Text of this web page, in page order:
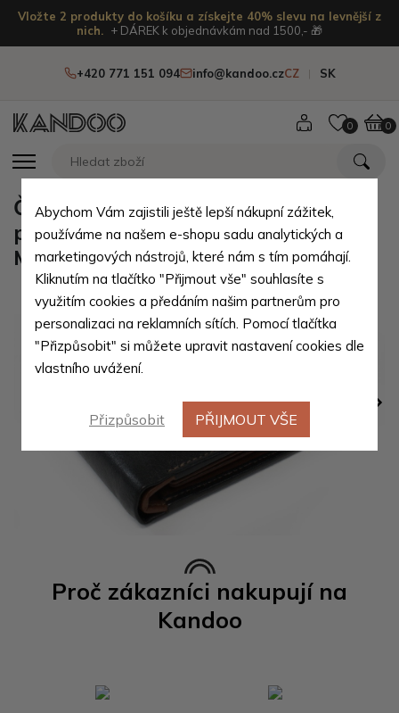
Vložte 2 produkty do košíku a získejte 40% slevu na levnější z
nich.
+ DÁREK k objednávkám nad 1500,- 🎁
+420 771 151 094 info@kandoo.czCZ SK
0 0
Proč zákazníci nakupují na
Kandoo
Černobéžová pánská kožená
peněženka s vnitřní zápinkou
Malachi
Abychom Vám zajistili ještě lepší nákupní zážitek,
používáme na našem e-shopu sadu analytických a
marketingových nástrojů, které nám s tím pomáhají.
Kliknutím na tlačítko "Přijmout vše" souhlasíte s
využitím cookies a předáním našim partnerům pro
personalizaci na reklamních sítích. Pomocí tlačítka
"Přizpůsobit" si můžete upravit nastavení cookies dle
vlastního uvážení.
Přizpůsobit PŘIJMOUT VŠE